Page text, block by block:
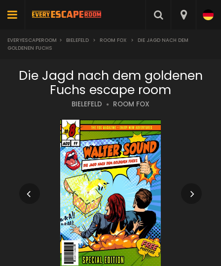
EVERYESCAPEROOM > BIELEFELD > ROOM FOX >
DIE JAGD NACH DEM
GOLDENEN FUCHS
Die Jagd nach dem goldenen
Fuchs escape room
BIELEFELD ROOM FOX